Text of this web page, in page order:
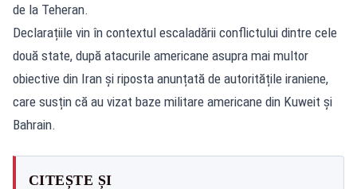
de la Teheran.
Declarațiile vin în contextul escaladării conflictului dintre cele
două state, după atacurile americane asupra mai multor
obiective din Iran și riposta anunțată de autoritățile iraniene,
care susțin că au vizat baze militare americane din Kuweit și
Bahrain.
CITEȘTE ȘI